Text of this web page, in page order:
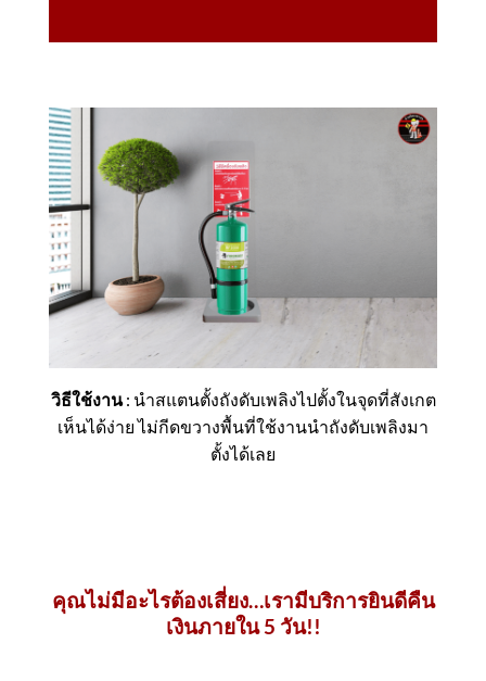
วิธีใช้งาน: นำสแตนตั้งถังดับเพลิงไปตั้งในจุดที่สังเกต
เห็นได้ง่าย ไม่กีดขวางพื้นที่ใช้งานนำถังดับเพลิงมา
ตั้งได้เลย
คุณไม่มีอะไรต้องเสี่ยง…เรามีบริการยินดีคืน
เงินภายใน 5 วัน!!